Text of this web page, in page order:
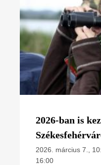
2026-ban is
2026. március 7.,
16:00